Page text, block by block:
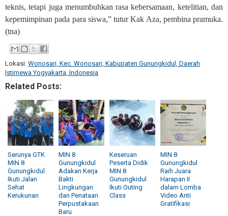
teknis, tetapi juga menumbuhkan rasa kebersamaan, ketelitian, dan
kepemimpinan pada para siswa,” tutur Kak Aza, pembina pramuka.
(tna)
Lokasi: Wonosari, Kec. Wonosari, Kabupaten Gunungkidul, Daerah
Istimewa Yogyakarta, Indonesia
Related Posts:
Serunya GTK
MIN 8
Gunungkidul
Ikuti Jalan
Sehat
Kerukunan
MIN 8
Gunungkidul
Adakan Kerja
Bakti
Lingkungan
dan Penataan
Perpustakaan
Baru
Keseruan
Peserta Didik
MIN 8
Gunungkidul
Ikuti Outing
Class
MIN 8
Gunungkidul
Raih Juara
Harapan II
dalam Lomba
Video Anti
Gratifikasi